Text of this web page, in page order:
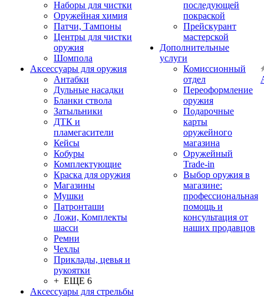
Наборы для чистки
Оружейная химия
Патчи, Тампоны
Центры для чистки
оружия
Шомпола
Аксессуары для оружия
Антабки
Дульные насадки
Бланки ствола
Затыльники
ДТК и
пламегасители
Кейсы
Кобуры
Комплектующие
Краска для оружия
Магазины
Мушки
Патронташи
Ложи, Комплекты
шасси
Ремни
Чехлы
Приклады, цевья и
рукоятки
+ ЕЩЕ 6
Аксессуары для стрельбы
последующей
покраской
Прейскурант
мастерской
Дополнительные
услуги
Комиссионный
отдел
Переоформление
оружия
Подарочные
карты
оружейного
магазина
Оружейный
Trade-in
Выбор оружия в
магазине:
профессиональная
помощь и
консультация от
наших продавцов